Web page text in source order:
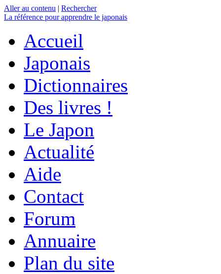
Aller au contenu | Rechercher
La référence pour apprendre le japonais
Accueil
Japonais
Dictionnaires
Des livres !
Le Japon
Actualité
Aide
Contact
Forum
Annuaire
Plan du site